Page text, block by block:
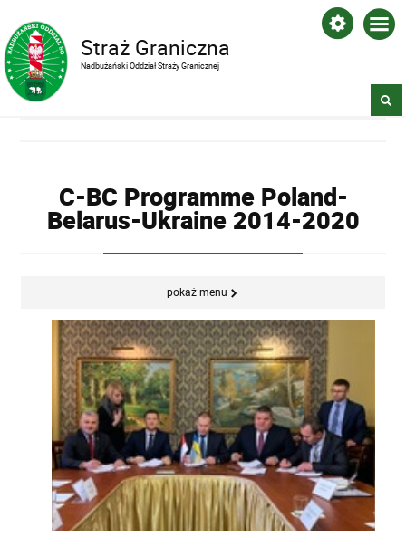
Straż Graniczna
Nadbużański Oddział Straży Granicznej
C-BC Programme Poland-
Belarus-Ukraine 2014-2020
pokaż menu